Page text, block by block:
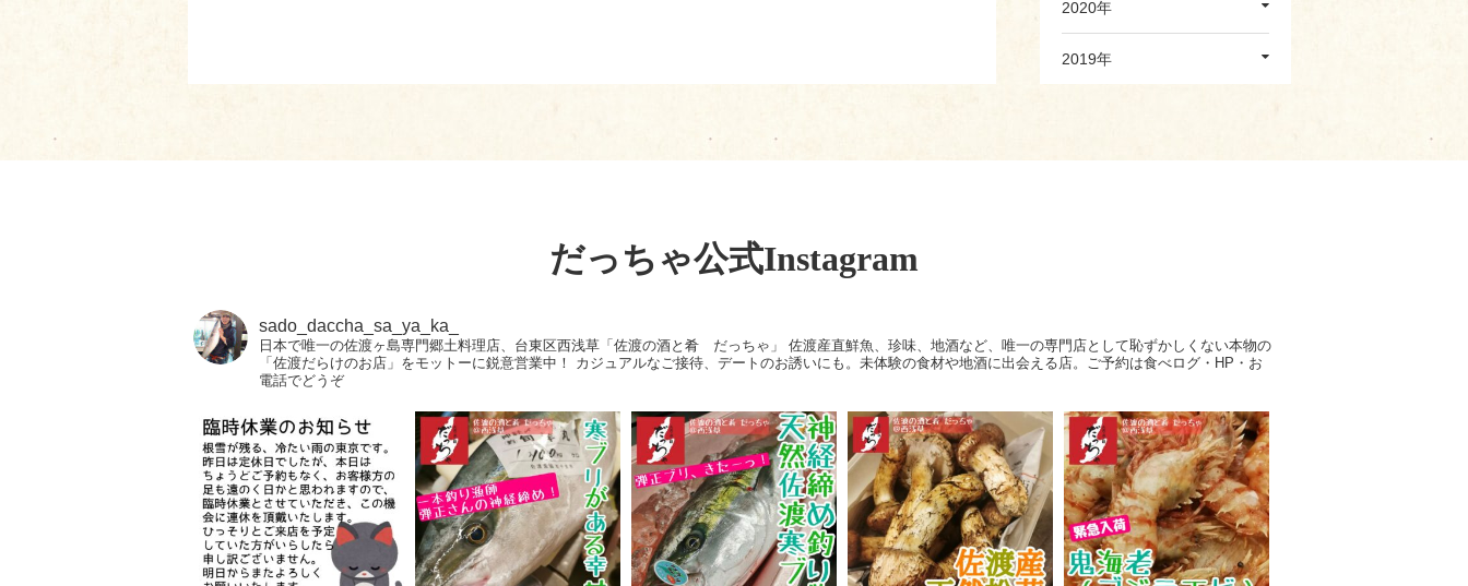
2020年
2019年
だっちゃ公式Instagram
sado_daccha_sa_ya_ka_
日本で唯一の佐渡ヶ島専門郷土料理店、台東区西浅草「佐渡の酒と肴 だっちゃ」
佐渡産直鮮魚、珍味、地酒など、唯一の専門店として恥ずかしくない本物の
「佐渡だらけのお店」をモットーに鋭意営業中！
カジュアルなご接待、デートのお誘いにも。未体験の食材や地酒に出会える店。ご予約は食べログ・HP・お
電話でどうぞ